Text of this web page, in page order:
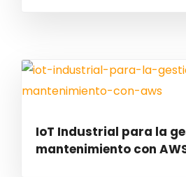
IoT Industrial para la
mantenimiento con